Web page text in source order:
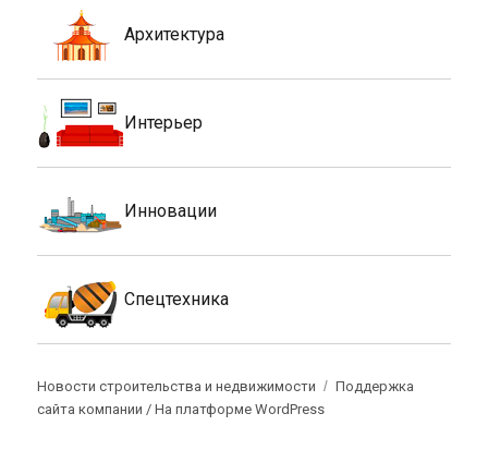
Архитектура
Интерьер
Инновации
Спецтехника
Новости строительства и недвижимости
Поддержка
сайта компании /На платформе WordPress